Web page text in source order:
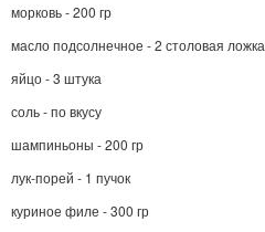
морковь - 200 гр
масло подсолнечное - 2 столовая ложка
яйцо - 3 штука
соль - по вкусу
шампиньоны - 200 гр
лук-порей - 1 пучок
куриное филе - 300 гр